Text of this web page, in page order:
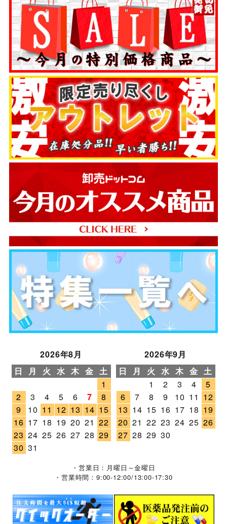
2026年8月
日
月 火 水 木 金 土
1
2
3 4 5 6 7
8
9
10 11 12 13 14 15
16 17 18 19 20 21 22
23 24 25 26 27 28 29
30 31
2026年9月
日
月 火 水 木 金 土
1
2 3 4
5
6
7 8 9 10 11 12
13 14 15 16 17 18 19
20 21 22 23 24 25 26
27 28 29 30
・営業日：月曜日～金曜日
・営業時間：9:00-12:00/13:00-17:30